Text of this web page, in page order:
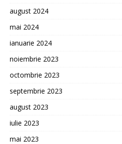
august 2024
mai 2024
ianuarie 2024
noiembrie 2023
octombrie 2023
septembrie 2023
august 2023
iulie 2023
mai 2023